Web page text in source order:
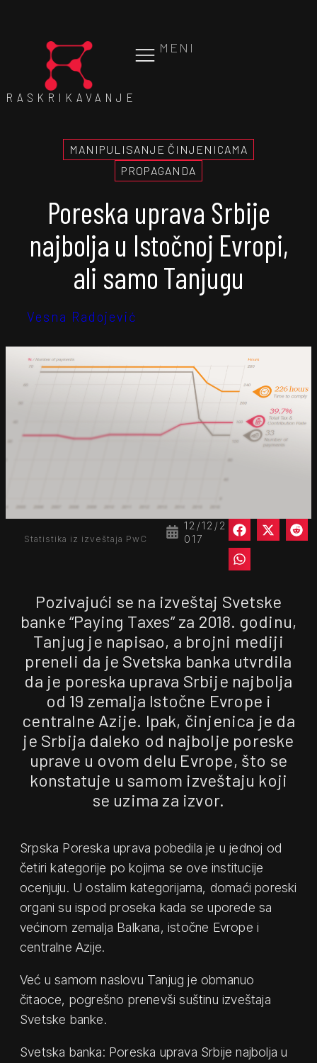
MENI
RASKRIKAVANJE
MANIPULISANJE ČINJENICAMA
PROPAGANDA
Poreska uprava Srbije
najbolja u Istočnoj Evropi,
ali samo Tanjugu
Vesna Radojević
12/12/2
017
Statistika iz izveštaja PwC
Pozivajući se na izveštaj Svetske
banke “Paying Taxes” za 2018. godinu,
Tanjug je napisao, a brojni mediji
preneli da je Svetska banka utvrdila
da je poreska uprava Srbije najbolja
od 19 zemalja Istočne Evrope i
centralne Azije. Ipak, činjenica je da
je Srbija daleko od najbolje poreske
uprave u ovom delu Evrope, što se
konstatuje u samom izveštaju koji
se uzima za izvor.
Srpska Poreska uprava pobedila je u jednoj od
četiri kategorije po kojima se ove institucije
ocenjuju. U ostalim kategorijama, domaći poreski
organi su ispod proseka kada se uporede sa
većinom zemalja Balkana, istočne Evrope i
centralne Azije.
Već u samom naslovu Tanjug je obmanuo
čitaoce, pogrešno prenevši suštinu izveštaja
Svetske banke.
Svetska banka: Poreska uprava Srbije najbolja u